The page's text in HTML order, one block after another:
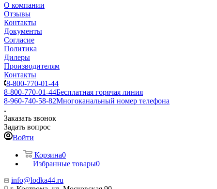
О компании
Отзывы
Контакты
Документы
Согласие
Политика
Дилеры
Производителям
Контакты
8-800-770-01-44
8-800-770-01-44Бесплатная горячая линия
8-960-740-58-82Многоканальный номер телефона
Заказать звонок
Задать вопрос
Войти
Корзина0
Избранные товары0
info@lodka44.ru